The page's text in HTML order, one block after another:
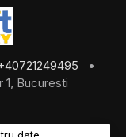
•
1, Bucuresti